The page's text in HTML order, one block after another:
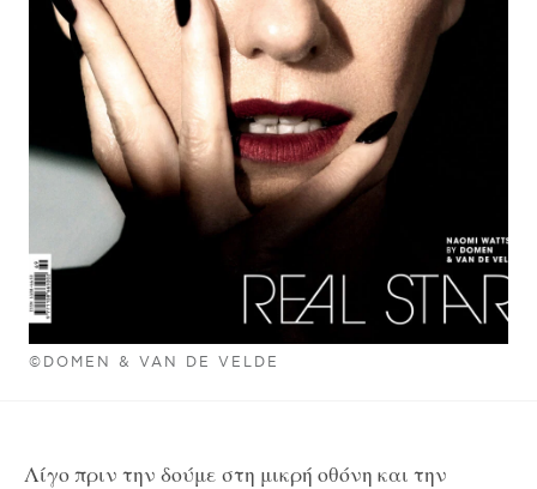
©DOMEN & VAN DE VELDE
Λίγο πριν την δούμε στη μικρή οθόνη και την